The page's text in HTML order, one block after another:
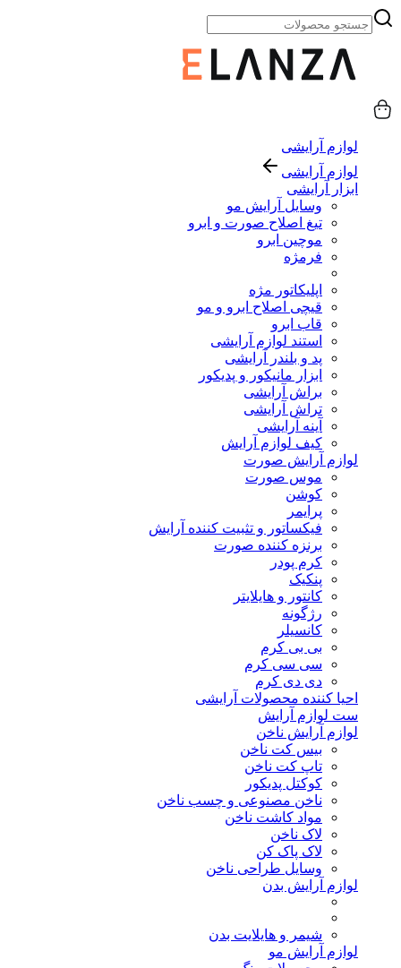
لوازم آرایشی
لوازم آرایشی
ابزار آرایشی
وسایل آرایش مو
تیغ اصلاح صورت و ابرو
موچین ابرو
فرمژه
اپلیکاتور مژه
قیچی اصلاح ابرو و مو
قاب ابرو
استند لوازم آرایشی
پد و بلندر آرایشی
ابزار مانیکور و پدیکور
براش آرایشی
تراش آرایشی
آینه آرایشی
کیف لوازم آرایش
لوازم آرایش صورت
موس صورت
کوشن
پرایمر
فیکساتور و تثبیت کننده آرایش
برنزه کننده صورت
کرم پودر
پنکیک
کانتور و هایلایتر
رژگونه
کانسیلر
بی بی کرم
سی سی کرم
دی دی کرم
احیا کننده محصولات آرایشی
ست لوازم آرایش
لوازم آرایش ناخن
بیس کت ناخن
تاپ کت ناخن
کوکتل پدیکور
ناخن مصنوعی و چسب ناخن
مواد کاشت ناخن
لاک ناخن
لاک پاک کن
وسایل طراحی ناخن
لوازم آرایش بدن
شیمر و هایلایت بدن
لوازم آرایش مو